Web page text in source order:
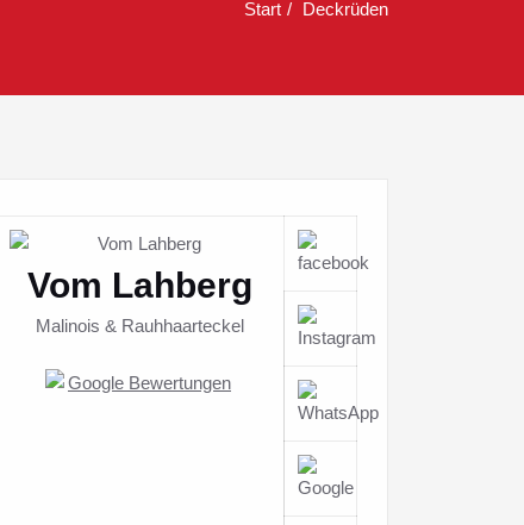
Start Deckrüden
Vom Lahberg
Malinois & Rauhhaarteckel